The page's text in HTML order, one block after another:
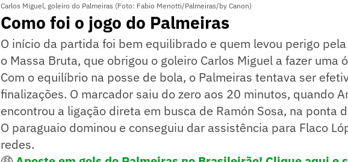
Carlos Miguel, goleiro do Palmeiras (Foto: Fabio Menotti/Palmeiras/by Canon)
Como foi o jogo do Palmeiras
O início da partida foi bem equilibrado e quem levou perigo
o Massa Bruta, que obrigou o goleiro Carlos Miguel a fazer uma
Com o equilíbrio na posse de bola, o Palmeiras tentava ser
finalizações. O marcador saiu do zero aos 20 minutos, quando
encontrou a ligação direta em busca de Ramón Sosa, na ponta
O paraguaio dominou e conseguiu dar assistência para Flaco
redes.